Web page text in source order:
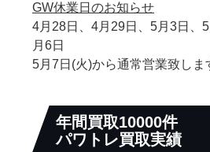
GW休業日のお知らせ
4月28日、4月29日、5月3日、
月6日
5月7日(火)から通常営業致しま
年間買取10000件
パワトレ買取実績